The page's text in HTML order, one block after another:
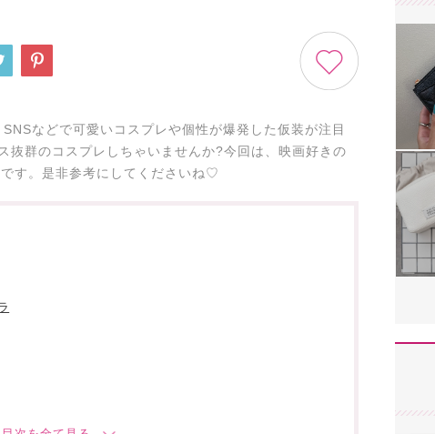
などで可愛いコスプレや個性が爆発した仮装が注目
抜群のコスプレしちゃいませんか?今回は、映画好きの
す。是非参考にしてくださいね♡